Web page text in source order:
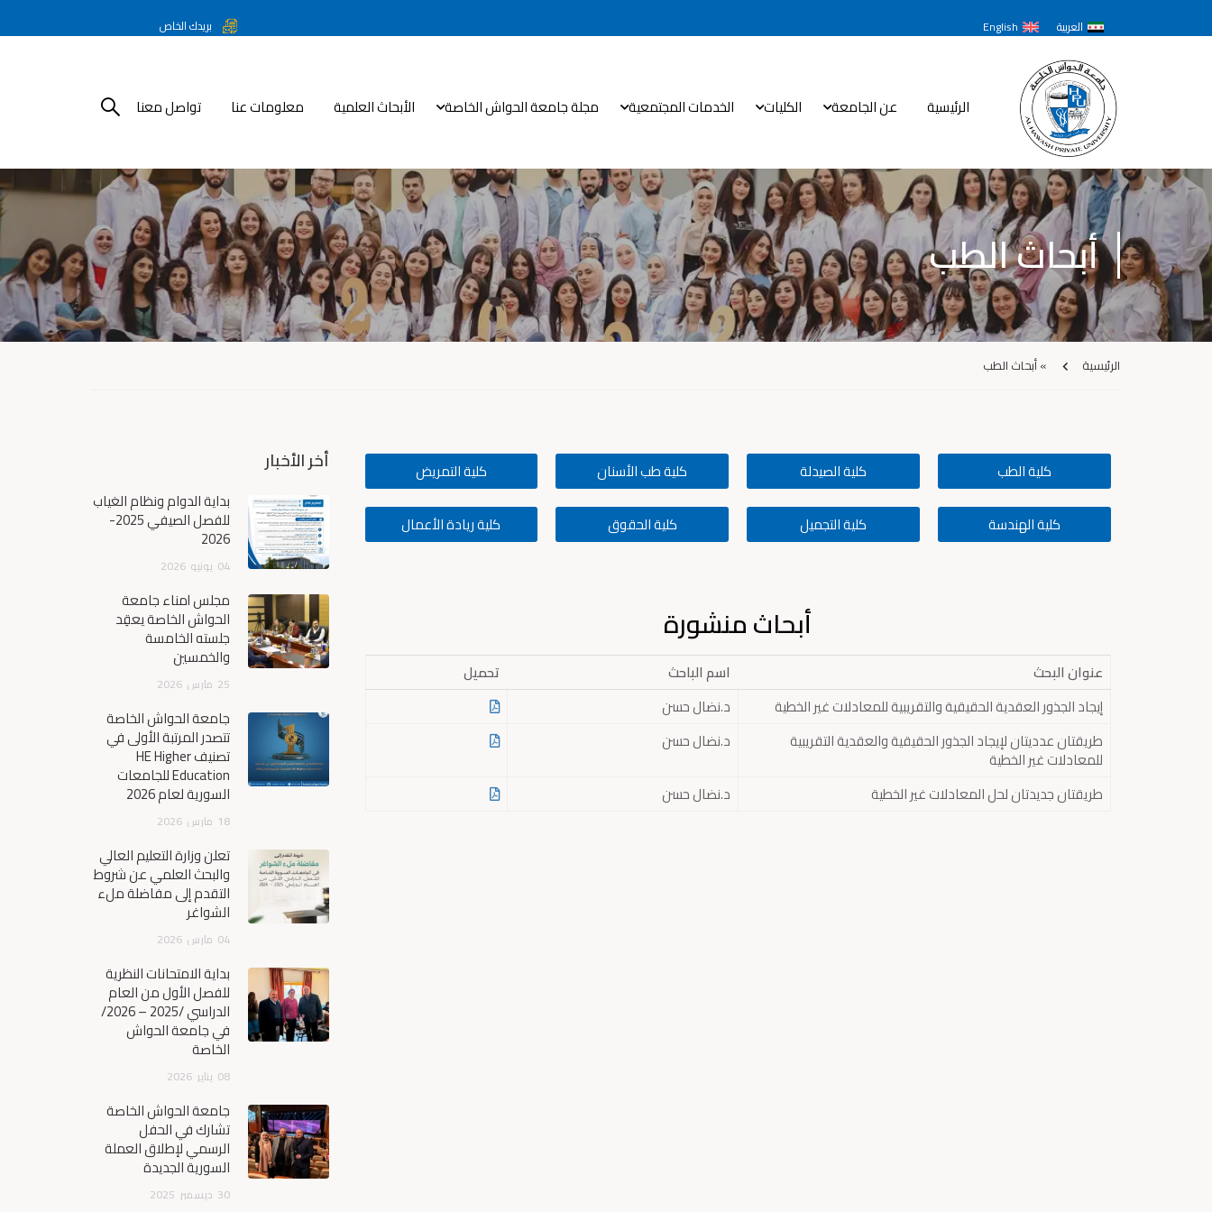
العربية English بريدك الخاص
الرئيسية عن الجامعة الكليات الخدمات المجتمعية مجلة جامعة الحواش الخاصة الأبحاث العلمية معلومات عنا تواصل معنا
أبحاث الطب
الرئيسية »أبحاث الطب
كلية الطب كلية الصيدلة كلية طب الأسنان كلية التمريض
كلية الهندسة كلية التجميل كلية الحقوق كلية ريادة الأعمال
أبحاث منشورة
عنوان البحث اسم الباحث
تحميل
إيجاد الجذور العقدية الحقيقية والتقريبية للمعادلات غير الخطية
د.نضال حسن
طريقتان عدديتان لإيجاد الجذور الحقيقية والعقدية التقريبية
للمعادلات غير الخطية
د.نضال حسن
طريقتان جديدتان لحل المعادلات غير الخطية د.نضال حسن
أخر الأخبار
بداية الدوام ونظام الغياب
للفصل الصيفي 2025-
2026
04 يونيو 2026
مجلس أمناء جامعة
الحواش الخاصة يعقِد
جلسته الخامسة
والخمسين
25 مارس 2026
جامعة الحواش الخاصة
تتصدر المرتبة الأولى في
تصنيف HE Higher
Education للجامعات
السورية لعام 2026
18 مارس 2026
تعلن وزارة التعليم العالي
والبحث العلمي عن شروط
التقدم إلى مفاضلة ملء
الشواغر
04 مارس 2026
بداية الامتحانات النظرية
للفصل الأول من العام
الدراسي /2025 – 2026/
في جامعة الحواش
الخاصة
08 يناير 2026
جامعة الحواش الخاصة
تشارك في الحفل
الرسمي لإطلاق العملة
السورية الجديدة
30 ديسمبر 2025